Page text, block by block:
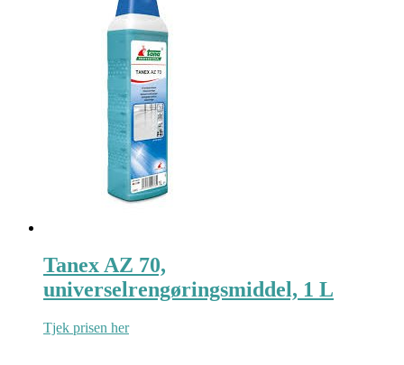
Tanex AZ 70,
universelrengøringsmiddel, 1 L
Tjek prisen her